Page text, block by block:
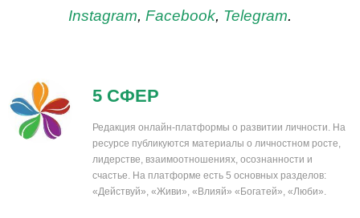
Instagram, Facebook, Telegram.
5 СФЕР
Редакция онлайн-платформы о развитии личности. На
ресурсе публикуются материалы о личностном росте,
лидерстве, взаимоотношениях, осознанности и
счастье. На платформе есть 5 основных разделов:
«Действуй», «Живи», «Влияй» «Богатей», «Люби».